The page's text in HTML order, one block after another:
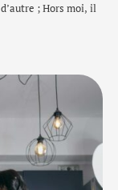
; Hors moi, il